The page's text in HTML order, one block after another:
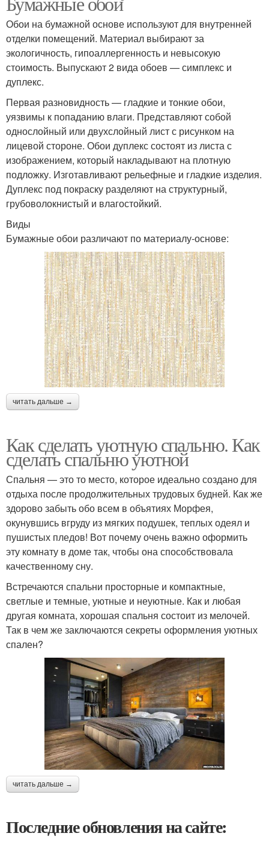
Обои на бумажной основе используют для внутренней
отделки помещений. Материал выбирают за
экологичность, гипоаллергенность и невысокую
стоимость. Выпускают 2 вида обоев — симплекс и
дуплекс.
Первая разновидность — гладкие и тонкие обои,
уязвимы к попаданию влаги. Представляют собой
однослойный или двухслойный лист с рисунком на
лицевой стороне. Обои дуплекс состоят из листа с
изображением, который накладывают на плотную
подложку. Изготавливают рельефные и гладкие изделия.
Дуплекс под покраску разделяют на структурный,
грубоволокнистый и влагостойкий.
Виды
Бумажные обои различают по материалу-основе:
читать дальше →
Как сделать уютную спальню. Как
сделать спальню уютной
Спальня — это то место, которое идеально создано для
отдыха после продолжительных трудовых будней. Как же
здорово забыть обо всем в объятиях Морфея,
окунувшись вгруду из мягких подушек, теплых одеял и
пушистых пледов! Вот почему очень важно оформить
эту комнату в доме так, чтобы она способствовала
качественному сну.
Встречаются спальни просторные и компактные,
светлые и темные, уютные и неуютные. Как и любая
другая комната, хорошая спальня состоит из мелочей.
Так в чем же заключаются секреты оформления уютных
спален?
читать дальше →
Последние обновления на сайте: